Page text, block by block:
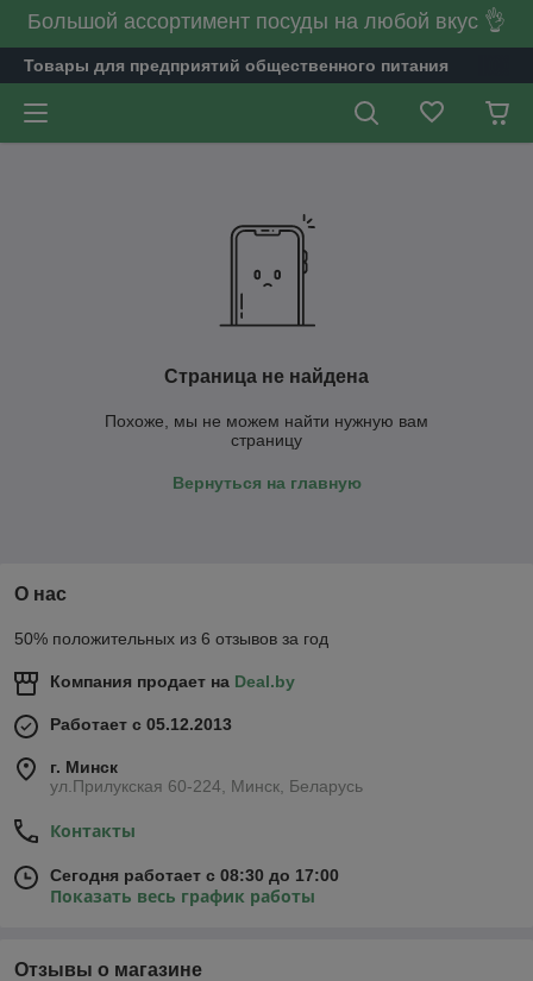
Большой ассортимент посуды на любой вкус 👌
Товары для предприятий общественного питания
Страница не найдена
Похоже, мы не можем найти нужную вам
страницу
Вернуться на главную
О нас
50% положительных из 6 отзывов за год
Компания продает на Deal.by
Работает с 05.12.2013
г. Минск
ул.Прилукская 60-224, Минск, Беларусь
Контакты
Сегодня работает с 08:30 до 17:00
Показать весь график работы
Отзывы о магазине